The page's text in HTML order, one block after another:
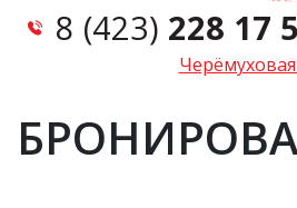
8 (423) 228 17